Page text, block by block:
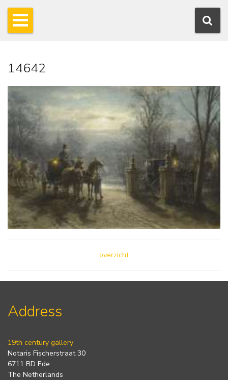
14642
overzicht
Address
19th century gallery
Notaris Fischerstraat 30
6711 BD Ede
The Netherlands